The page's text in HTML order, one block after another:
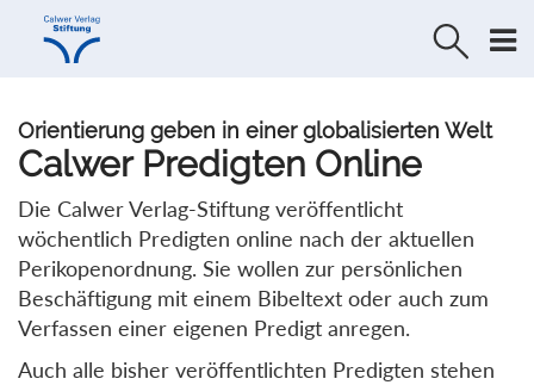
Direkt
Direkt
Orientierung geben in einer globalisierten Welt
Calwer Predigten Online
Die Calwer Verlag-Stiftung veröffentlicht
wöchentlich Predigten online nach der aktuellen
Perikopenordnung. Sie wollen zur persönlichen
Beschäftigung mit einem Bibeltext oder auch zum
Verfassen einer eigenen Predigt anregen.
Auch alle bisher veröffentlichten Predigten stehen